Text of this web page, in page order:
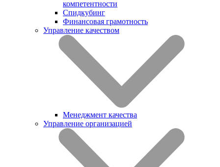
компетентности
Спидкубинг
Финансовая грамотность
Управление качеством
Менеджмент качества
Управление организацией